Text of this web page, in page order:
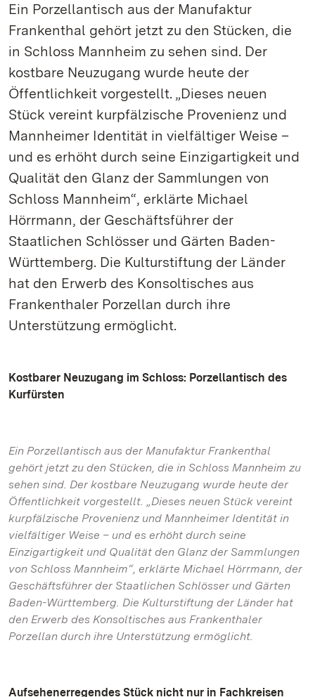
Ein Porzellantisch aus der Manufaktur
Frankenthal gehört jetzt zu den Stücken, die
in Schloss Mannheim zu sehen sind. Der
kostbare Neuzugang wurde heute der
Öffentlichkeit vorgestellt. „Dieses neuen
Stück vereint kurpfälzische Provenienz und
Mannheimer Identität in vielfältiger Weise –
und es erhöht durch seine Einzigartigkeit und
Qualität den Glanz der Sammlungen von
Schloss Mannheim“, erklärte Michael
Hörrmann, der Geschäftsführer der
Staatlichen Schlösser und Gärten Baden-
Württemberg. Die Kulturstiftung der Länder
hat den Erwerb des Konsoltisches aus
Frankenthaler Porzellan durch ihre
Unterstützung ermöglicht.
Kostbarer Neuzugang im Schloss: Porzellantisch des
Kurfürsten
Ein Porzellantisch aus der Manufaktur Frankenthal
gehört jetzt zu den Stücken, die in Schloss Mannheim zu
sehen sind. Der kostbare Neuzugang wurde heute der
Öffentlichkeit vorgestellt. „Dieses neuen Stück vereint
kurpfälzische Provenienz und Mannheimer Identität in
vielfältiger Weise – und es erhöht durch seine
Einzigartigkeit und Qualität den Glanz der Sammlungen
von Schloss Mannheim“, erklärte Michael Hörrmann, der
Geschäftsführer der Staatlichen Schlösser und Gärten
Baden-Württemberg. Die Kulturstiftung der Länder hat
den Erwerb des Konsoltisches aus Frankenthaler
Porzellan durch ihre Unterstützung ermöglicht.
Aufsehenerregendes Stück nicht nur in Fachkreisen